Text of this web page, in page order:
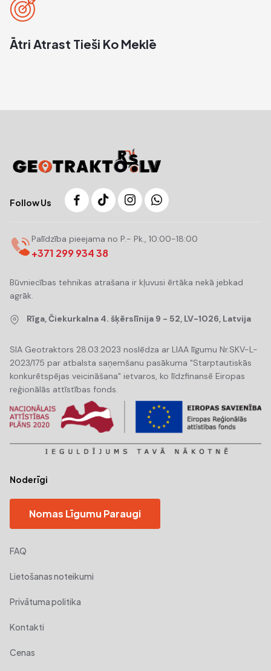
Ātri Atrast Tieši Ko Meklē
Follow Us
Palīdzība pieejama no P.- Pk., 10:00-18:00
+371 299 934 38
Būvniecības tehnikas atrašana ir kļuvusi ērtāka nekā jebkad
agrāk.
Rīga, Čiekurkalna 4. šķērslīnija 9 - 52, LV-1026, Latvija
SIA Geotraktors 28.03.2023 noslēdza ar LIAA līgumu Nr.SKV-L-
2023/175 par atbalsta saņemšanu pasākuma "Starptautiskās
konkurētspējas veicināšana" ietvaros, ko līdzfinansē Eiropas
reģionālās attīstības fonds.
Noderīgi
Nomas Līgumu Paraugi
FAQ
Lietošanas noteikumi
Privātuma politika
Kontakti
Cenas